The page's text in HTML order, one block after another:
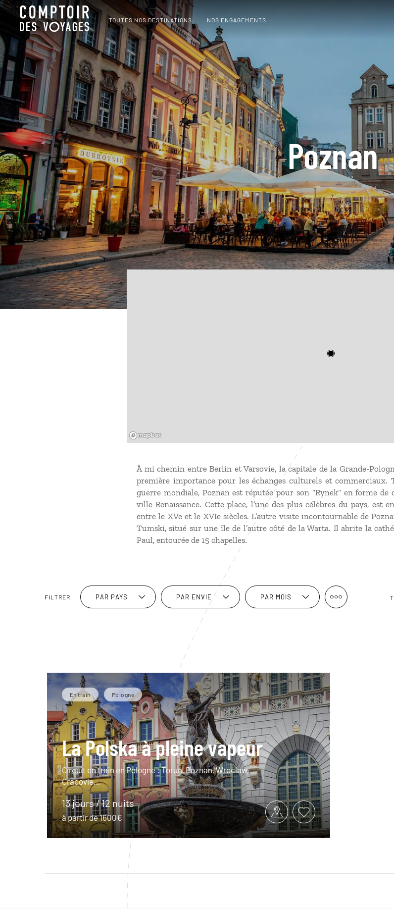
TOUTES NOS DESTINATIONS NOS ENGAGEMENTS
Poznan
À mi chemin entre Berlin et Varsovie, la capitale de la Grande-
première importance pour les échanges culturels et commerciaux.
guerre mondiale, Poznan est réputée pour son “Rynek“ en forme
ville Renaissance. Cette place, l’une des plus célèbres du pays, est
entre le XVe et le XVIe siècles. L’autre visite incontournable de
Tumski, situé sur une île de l’autre côté de la Warta. Il abrite la
Paul, entourée de 15 chapelles.
FILTRER PAR PAYS PAR ENVIE PAR MOIS
En train Pologne
La Polska à pleine vapeur
Circuit en train en Pologne : Torun, Poznan, Wroclaw,
Cracovie…
13 jours / 12 nuits
à partir de 1600€